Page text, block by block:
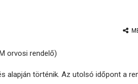
orvosi rendelő)
alapján történik. Az utolsó időpont a